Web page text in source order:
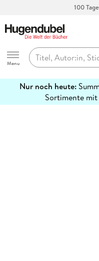
100
Hugendubel
Menu
Nur noch heute:
Sortimente
erfahren